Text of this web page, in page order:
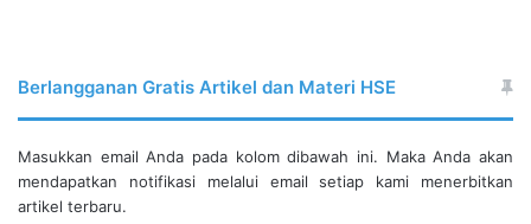
Berlangganan Gratis Artikel dan Materi HSE
Masukkan email Anda pada kolom dibawah ini. Maka Anda akan
mendapatkan notifikasi melalui email setiap kami menerbitkan
artikel terbaru.